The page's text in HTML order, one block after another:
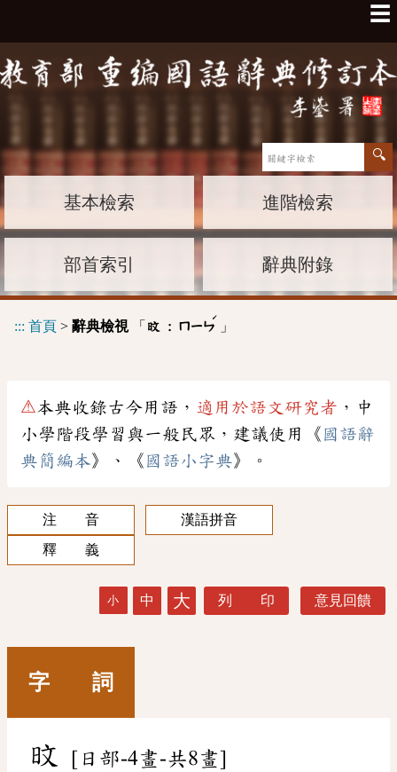
☰
基本檢索 進階檢索
部首索引 辭典附錄
::: 首頁 > 辭典檢視「 旼 : ㄇㄧㄣ
ˊ
」
⚠本典收錄古今用語， 適用於語文研究者 ，中
小學階段學習與一般民眾，建議使用《 國語辭
典簡編本》、《 國語小字典》。
注 音
漢語拼音
釋 義
小 中 大 列 印 意見回饋
字 詞
旼 [日部-4畫-共8畫]